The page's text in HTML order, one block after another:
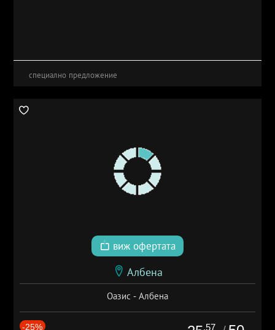
специално предложение
виж офертата
Албена
Оазис - Албена
-25% .57